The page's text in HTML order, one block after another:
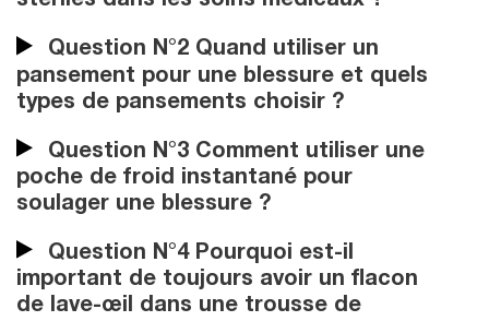
Question N°2 Quand utiliser un
pansement pour une blessure et quels
types de pansements choisir ?
Question N°3 Comment utiliser une
poche de froid instantané pour
soulager une blessure ?
Question N°4 Pourquoi est-il
important de toujours avoir un flacon
de lave-œil dans une trousse de